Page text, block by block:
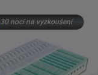
30 nocí na vyzkoušení